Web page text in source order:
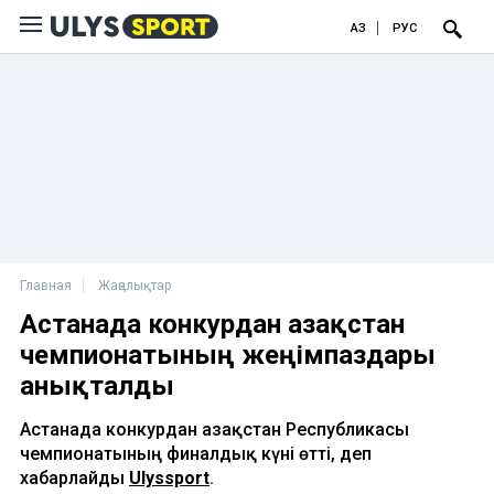
ҚАЗ РУС
Главная Жаңалықтар
Астанада конкурдан Қазақстан
чемпионатының жеңімпаздары
анықталды
Астанада конкурдан Қазақстан Республикасы
чемпионатының финалдық күні өтті, деп
хабарлайды Ulyssport.